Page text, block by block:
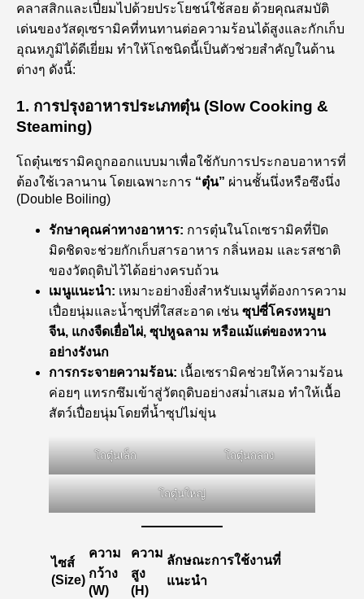
คลาสสิกและเปี่ยมไปด้วยประโยชน์ใช้สอย ด้วยคุณสมบัติ
เด่นของวัสดุเซรามิคที่ทนทานต่อความร้อนได้สูงและกักเก็บ
อุณหภูมิได้ดีเยี่ยม ทำให้โถชนิดนี้เป็นตัวช่วยสำคัญในด้าน
ต่างๆ ดังนี้:
1. การปรุงอาหารประเภทตุ๋น (Slow Cooking &
Steaming)
โถตุ๋นเซรามิคถูกออกแบบมาเพื่อใช้กับการประกอบอาหารที่
ต้องใช้เวลานาน โดยเฉพาะการ “ตุ๋น” ผ่านชั้นนึ่งหรือซึงนึ่ง
(Double Boiling)
รักษาคุณค่าทางอาหาร: การตุ๋นในโถเซรามิคที่ปิด
มิดชิดจะช่วยกักเก็บสารอาหาร กลิ่นหอม และรสชาติ
ของวัตถุดิบไว้ได้อย่างครบถ้วน
เมนูแนะนำ: เหมาะอย่างยิ่งสำหรับเมนูที่ต้องการความ
เปื่อยนุ่มและน้ำซุปที่ใสสะอาด เช่น ซุปซี่โครงหมูยา
จีน, แกงจืดเยื่อไผ่, ซุปหูฉลาม หรือแม้แต่ของหวาน
อย่างรังนก
การกระจายความร้อน: เนื้อเซรามิคช่วยให้ความร้อน
ค่อยๆ แทรกซึมเข้าสู่วัตถุดิบอย่างสม่ำเสมอ ทำให้เนื้อ
สัตว์เปื่อยนุ่มโดยที่น้ำซุปไม่ขุ่น
โถตุ๋นเล็ก โถตุ๋นกลาง
โถตุ๋นใหญ่
ไซส์
(Size)
ความ
กว้าง
(W)
ความ
สูง
(H)
ลักษณะการใช้งานที่
แนะนำ